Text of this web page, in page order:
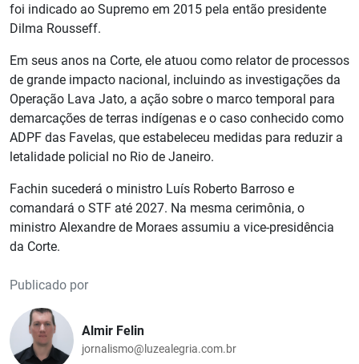
foi indicado ao Supremo em 2015 pela então presidente
Dilma Rousseff.
Em seus anos na Corte, ele atuou como relator de processos
de grande impacto nacional, incluindo as investigações da
Operação Lava Jato, a ação sobre o marco temporal para
demarcações de terras indígenas e o caso conhecido como
ADPF das Favelas, que estabeleceu medidas para reduzir a
letalidade policial no Rio de Janeiro.
Fachin sucederá o ministro Luís Roberto Barroso e
comandará o STF até 2027. Na mesma cerimônia, o
ministro Alexandre de Moraes assumiu a vice-presidência
da Corte.
Publicado por
Almir Felin
jornalismo@luzealegria.com.br